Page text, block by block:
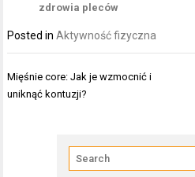
zdrowia pleców
Posted inAktywność fizyczna
Nawigacja
wpisu
Mięśnie core: Jak je wzmocnić i
uniknąć kontuzji?